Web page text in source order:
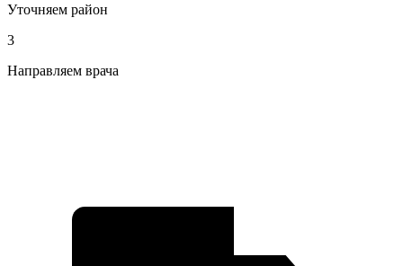
Уточняем район
3
Направляем врача